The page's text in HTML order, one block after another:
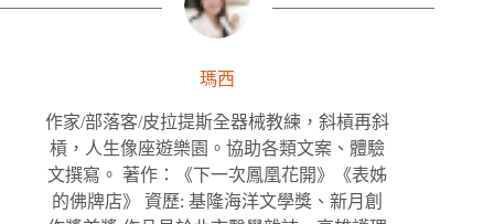
瑪西
作家/部落客/皮拉提斯全器械教練，斜槓再斜
槓，人生像座遊樂園。協助各類文案、體驗
文撰寫。 著作：《下一次鳳凰花開》《表姊
的佛牌店》 資歷: 基隆海洋文學獎、新月創